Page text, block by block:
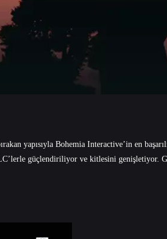
yapısıyla Bohemia Interactive’in en
güçlendiriliyor ve kitlesini genişletiyor.